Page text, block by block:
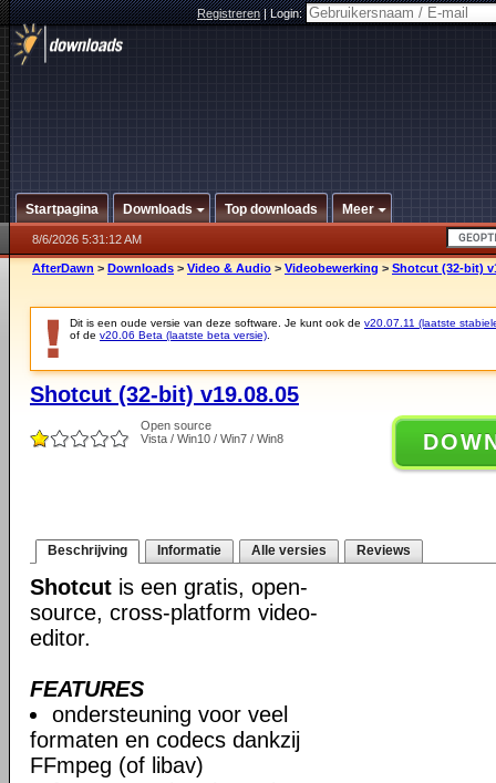
Registreren|Login:
Startpagina Downloads Top downloads Meer
8/6/2026 5:31:12 AM
AfterDawn > Downloads > Video & Audio > Videobewerking > Shotcut (32-bit)
Dit is een oude versie van deze software. Je kunt ook de v20.07.11 (laatste
of de v20.06 Beta (laatste beta versie)
Shotcut (32-bit) v19.08.05
Open source
Vista / Win10 / Win7 / Win8
Beschrijving Informatie Alle versies Reviews
Shotcut is een gratis, open-
source, cross-platform video-
editor.
FEATURES
ondersteuning voor veel
formaten en codecs dankzij
FFmpeg (of libav)